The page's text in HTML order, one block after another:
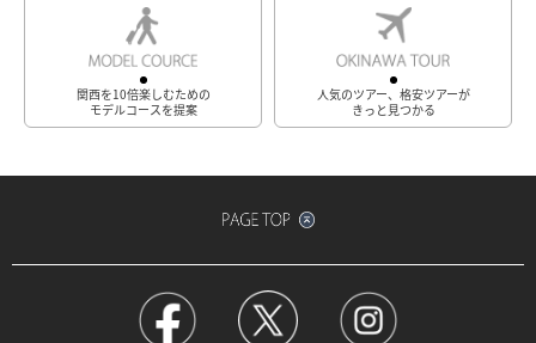
関西を10倍楽しむための
モデルコースを提案
人気のツアー、格安ツアーが
きっと見つかる